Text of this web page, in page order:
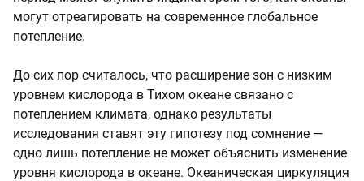
могут отреагировать на современное глобальное
потепление.
До сих пор считалось, что расширение зон с низким
уровнем кислорода в Тихом океане связано с
потеплением климата, однако результаты
исследования ставят эту гипотезу под сомнение —
одно лишь потепление не может объяснить изменение
уровня кислорода в океане. Океаническая циркуляция